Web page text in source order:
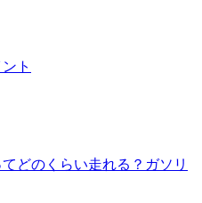
ト
どのくらい走れる？ガソリ